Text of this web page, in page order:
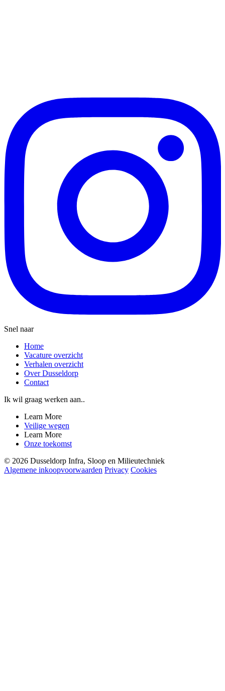
Snel naar
Home
Vacature overzicht
Verhalen overzicht
Over Dusseldorp
Contact
Ik wil graag werken aan..
Learn More
Veilige wegen
Learn More
Onze toekomst
© 2026 Dusseldorp Infra, Sloop en Milieutechniek
Algemene inkoopvoorwaarden Privacy Cookies